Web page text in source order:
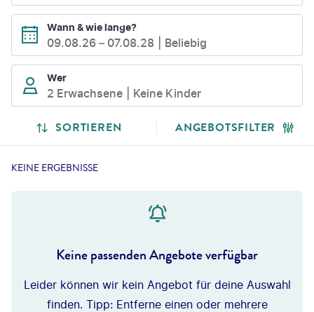
Wann & wie lange?
09.08.26 – 07.08.28 Beliebig
Wer
2 Erwachsene Keine Kinder
SORTIEREN ANGEBOTSFILTER
KEINE ERGEBNISSE
Keine passenden Angebote verfügbar
Leider können wir kein Angebot für deine Auswahl
finden. Tipp: Entferne einen oder mehrere